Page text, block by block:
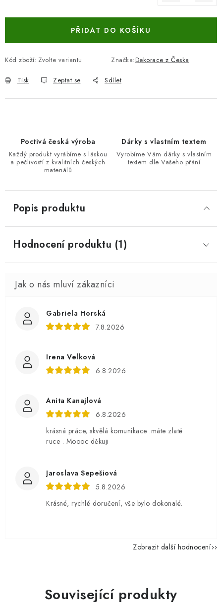
PŘIDAT DO KOŠÍKU
Kód zboží: Zvolte variantu Značka:Dekorace z Česka
Tisk Zeptat se Sdílet
Poctivá česká výroba
Každý produkt vyrábíme s láskou
a pečlivostí z kvalitních českých
materiálů
Dárky s vlastním textem
Vyrobíme Vám dárky s vlastním
textem dle Vašeho přání
Popis produktu
Hodnocení produktu (1)
Gabriela Horská
7.8.2026
Irena Velková
6.8.2026
Anita Kanajlová
6.8.2026
krásná práce, skvělá komunikace .máte zlaté
ruce . Moooc děkuji
Jaroslava Sepešiová
5.8.2026
Krásné, rychlé doručení, vše bylo dokonalé.
Zobrazit další hodnocení
Související produkty